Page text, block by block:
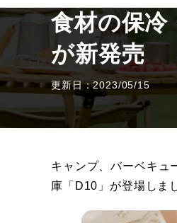
食材の保冷
が新発売
更新日：2023/05/15
キャンプ、バーベキュ
庫「D10」が登場しま